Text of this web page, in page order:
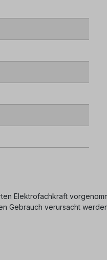
Elektrofachkraft
Gebrauch verursacht